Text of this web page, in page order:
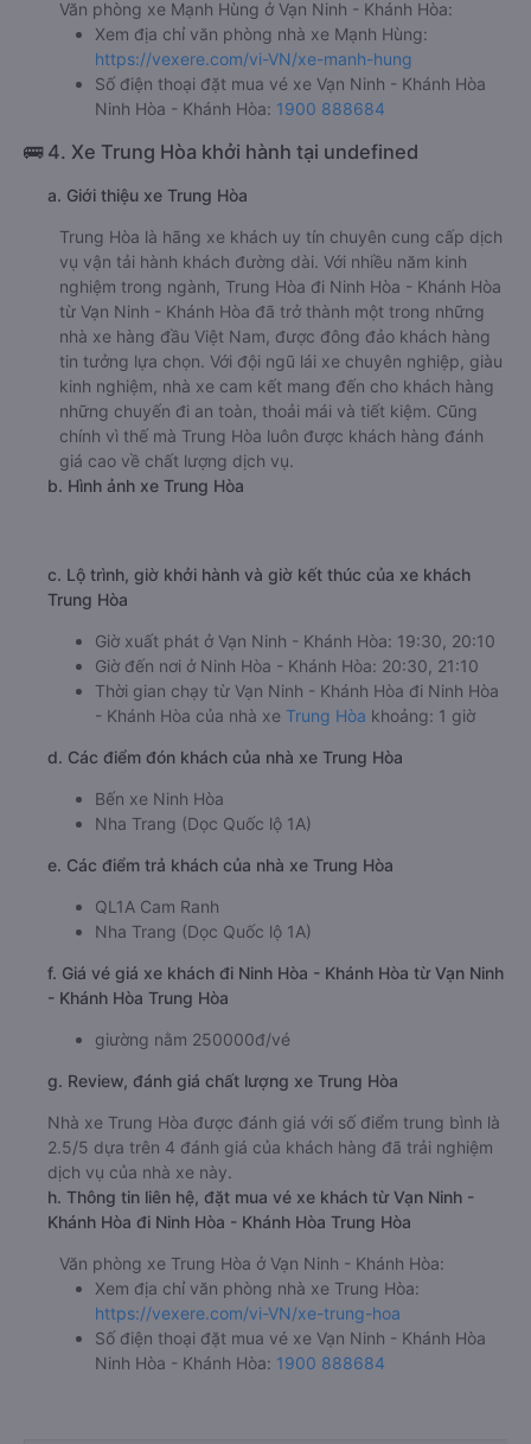
Văn phòng xe Mạnh Hùng ở Vạn Ninh - Khánh Hòa:
Xem địa chỉ văn phòng nhà xe Mạnh Hùng:
https://vexere.com/vi-VN/xe-manh-hung
Số điện thoại đặt mua vé xe Vạn Ninh - Khánh Hòa
Ninh Hòa - Khánh Hòa: 1900 888684
🚌 4. Xe Trung Hòa khởi hành tại undefined
a. Giới thiệu xe Trung Hòa
Trung Hòa là hãng xe khách uy tín chuyên cung cấp dịch
vụ vận tải hành khách đường dài. Với nhiều năm kinh
nghiệm trong ngành, Trung Hòa đi Ninh Hòa - Khánh Hòa
từ Vạn Ninh - Khánh Hòa đã trở thành một trong những
nhà xe hàng đầu Việt Nam, được đông đảo khách hàng
tin tưởng lựa chọn. Với đội ngũ lái xe chuyên nghiệp, giàu
kinh nghiệm, nhà xe cam kết mang đến cho khách hàng
những chuyến đi an toàn, thoải mái và tiết kiệm. Cũng
chính vì thế mà Trung Hòa luôn được khách hàng đánh
giá cao về chất lượng dịch vụ.
b. Hình ảnh xe Trung Hòa
c. Lộ trình, giờ khởi hành và giờ kết thúc của xe khách
Trung Hòa
Giờ xuất phát ở Vạn Ninh - Khánh Hòa: 19:30, 20:10
Giờ đến nơi ở Ninh Hòa - Khánh Hòa: 20:30, 21:10
Thời gian chạy từ Vạn Ninh - Khánh Hòa đi Ninh Hòa
- Khánh Hòa của nhà xe Trung Hòa khoảng: 1 giờ
d. Các điểm đón khách của nhà xe Trung Hòa
Bến xe Ninh Hòa
Nha Trang (Dọc Quốc lộ 1A)
e. Các điểm trả khách của nhà xe Trung Hòa
QL1A Cam Ranh
Nha Trang (Dọc Quốc lộ 1A)
f. Giá vé giá xe khách đi Ninh Hòa - Khánh Hòa từ Vạn Ninh
- Khánh Hòa Trung Hòa
giường nằm 250000đ/vé
g. Review, đánh giá chất lượng xe Trung Hòa
Nhà xe Trung Hòa được đánh giá với số điểm trung bình là
2.5/5 dựa trên 4 đánh giá của khách hàng đã trải nghiệm
dịch vụ của nhà xe này.
h. Thông tin liên hệ, đặt mua vé xe khách từ Vạn Ninh -
Khánh Hòa đi Ninh Hòa - Khánh Hòa Trung Hòa
Văn phòng xe Trung Hòa ở Vạn Ninh - Khánh Hòa:
Xem địa chỉ văn phòng nhà xe Trung Hòa:
https://vexere.com/vi-VN/xe-trung-hoa
Số điện thoại đặt mua vé xe Vạn Ninh - Khánh Hòa
Ninh Hòa - Khánh Hòa: 1900 888684